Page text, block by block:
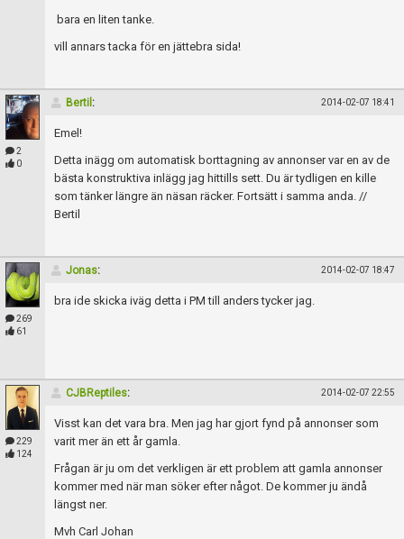
bara en liten tanke.
vill annars tacka för en jättebra sida!
2
0
Bertil : 2014-02-07 18:41
Emel!
Detta inägg om automatisk borttagning av annonser var en av de
bästa konstruktiva inlägg jag hittills sett. Du är tydligen en kille
som tänker längre än näsan räcker. Fortsätt i samma anda. //
Bertil
269
61
Jonas: 2014-02-07 18:47
bra ide skicka iväg detta i PM till anders tycker jag.
229
124
CJBReptiles: 2014-02-07 22:55
Visst kan det vara bra. Men jag har gjort fynd på annonser som
varit mer än ett år gamla.
Frågan är ju om det verkligen är ett problem att gamla annonser
kommer med när man söker efter något. De kommer ju ändå
längst ner.
Mvh Carl Johan